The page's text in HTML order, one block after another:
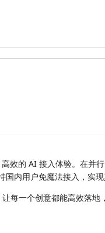
效的 AI 接入体验。在并
内用户免魔法接入，实现
每一个创意都能高效落